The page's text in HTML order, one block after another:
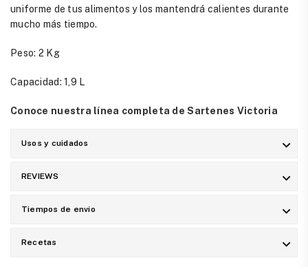
uniforme de tus alimentos y los mantendrá calientes durante
mucho más tiempo.
Peso: 2 Kg
Capacidad: 1,9 L
Conoce nuestra línea completa de Sartenes Victoria
Usos y cuidados
REVIEWS
Tiempos de envío
Recetas